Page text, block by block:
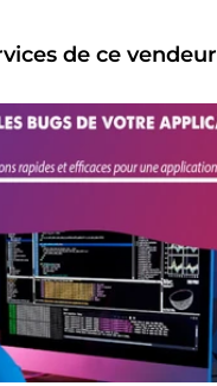
de ce vendeur